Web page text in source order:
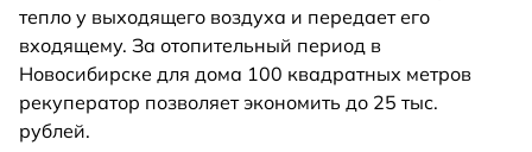
тепло у выходящего воздуха и передает его
входящему. За отопительный период в
Новосибирске для дома 100 квадратных метров
рекуператор позволяет экономить до 25 тыс.
рублей.